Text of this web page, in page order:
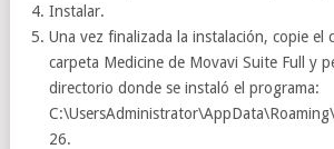
Instalar.
Una vez finalizada la instalación, copie el
carpeta Medicine de Movavi Suite Full y
directorio donde se instaló el programa:
26.